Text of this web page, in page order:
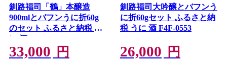
釧路福司「鶴」本醸造
900mlとバフンうに折60g
のセット ふるさと納税 う
に 酒 F4F-0554
33,000 円
釧路福司大吟醸とバフンう
に折60gセット ふるさと納
税 うに 酒 F4F-0553
26,000 円